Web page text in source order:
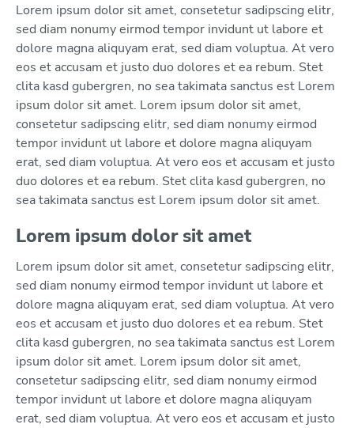
Lorem ipsum dolor sit amet, consetetur sadipscing elitr,
sed diam nonumy eirmod tempor invidunt ut labore et
dolore magna aliquyam erat, sed diam voluptua. At vero
eos et accusam et justo duo dolores et ea rebum. Stet
clita kasd gubergren, no sea takimata sanctus est Lorem
ipsum dolor sit amet. Lorem ipsum dolor sit amet,
consetetur sadipscing elitr, sed diam nonumy eirmod
tempor invidunt ut labore et dolore magna aliquyam
erat, sed diam voluptua. At vero eos et accusam et justo
duo dolores et ea rebum. Stet clita kasd gubergren, no
sea takimata sanctus est Lorem ipsum dolor sit amet.
Lorem ipsum dolor sit amet
Lorem ipsum dolor sit amet, consetetur sadipscing elitr,
sed diam nonumy eirmod tempor invidunt ut labore et
dolore magna aliquyam erat, sed diam voluptua. At vero
eos et accusam et justo duo dolores et ea rebum. Stet
clita kasd gubergren, no sea takimata sanctus est Lorem
ipsum dolor sit amet. Lorem ipsum dolor sit amet,
consetetur sadipscing elitr, sed diam nonumy eirmod
tempor invidunt ut labore et dolore magna aliquyam
erat, sed diam voluptua. At vero eos et accusam et justo